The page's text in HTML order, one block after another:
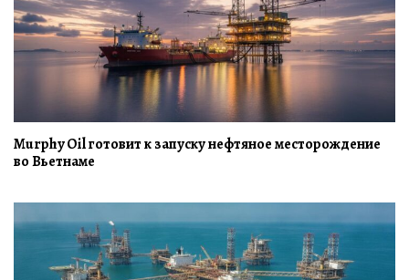
Murphy Oil готовит к запуску нефтяное месторождение
во Вьетнаме